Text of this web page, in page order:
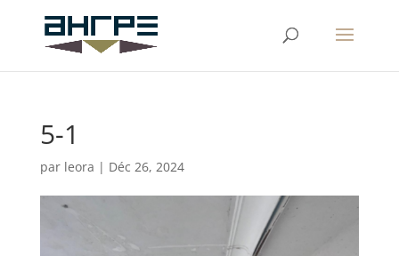
5-1
par leora | Déc 26, 2024